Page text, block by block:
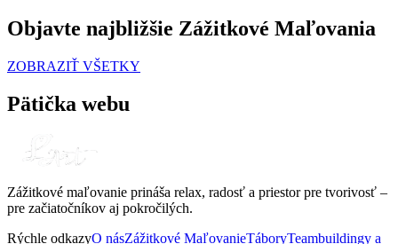
Objavte najbližšie Zážitkové Maľovania
ZOBRAZIŤ VŠETKY
Pätička webu
Zážitkové maľovanie prináša relax, radosť a priestor pre tvorivosť –
pre začiatočníkov aj pokročilých.
Rýchle odkazyO násZážitkové MaľovanieTáboryTeambuildingy a